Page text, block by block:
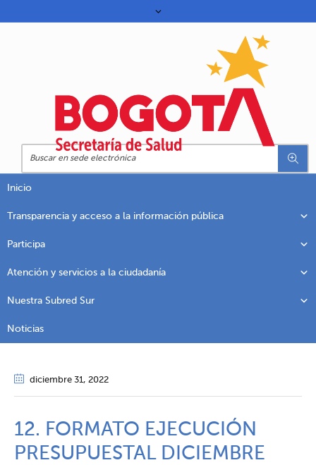
Inicio
Transparencia y acceso a la información pública
Participa
Atención y servicios a la ciudadanía
Nuestra Subred Sur
Noticias
diciembre 31, 2022
12. FORMATO EJECUCIÓN
PRESUPUESTAL DICIEMBRE